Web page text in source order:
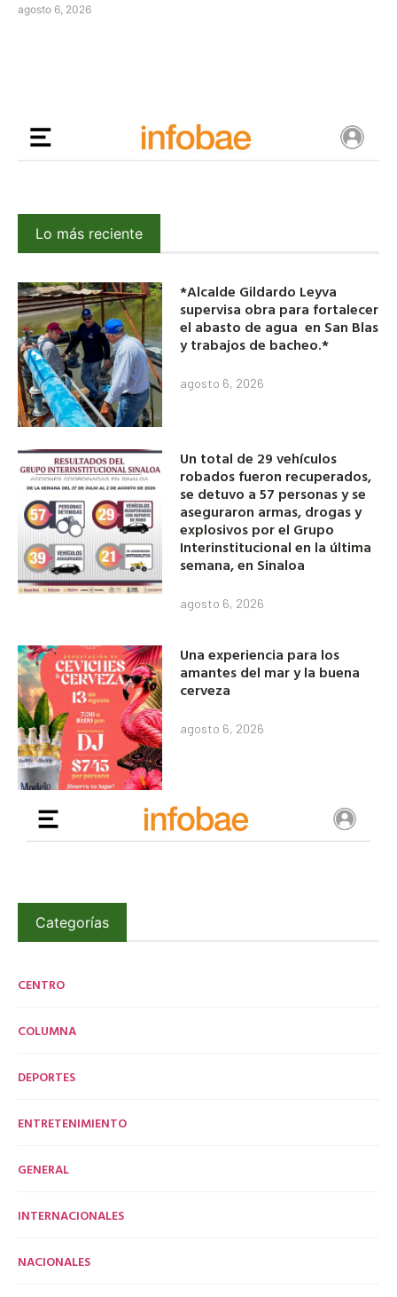
agosto 6, 2026
Lo más reciente
*Alcalde Gildardo Leyva
supervisa obra para fortalecer
el abasto de agua en San Blas
y trabajos de bacheo.*
agosto 6, 2026
Un total de 29 vehículos
robados fueron recuperados,
se detuvo a 57 personas y se
aseguraron armas, drogas y
explosivos por el Grupo
Interinstitucional en la última
semana, en Sinaloa
agosto 6, 2026
Una experiencia para los
amantes del mar y la buena
cerveza
agosto 6, 2026
Categorías
CENTRO
COLUMNA
DEPORTES
ENTRETENIMIENTO
GENERAL
INTERNACIONALES
NACIONALES